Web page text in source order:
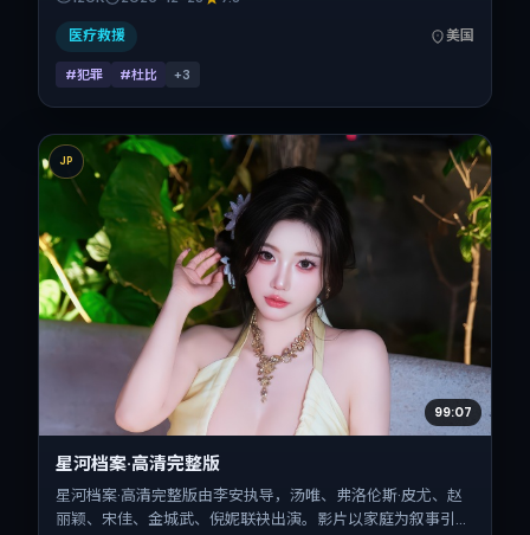
2025-12-28 起陆续登陆院线与网络平台，贺岁档前后公映，
片长123分钟。
医疗救援 美国
#犯罪 #杜比 +3
JP
99:07
星河档案·高清完整版
星河档案·高清完整版由李安执导，汤唯、弗洛伦斯·皮尤、赵
丽颖、宋佳、金城武、倪妮联袂出演。影片以家庭为叙事引